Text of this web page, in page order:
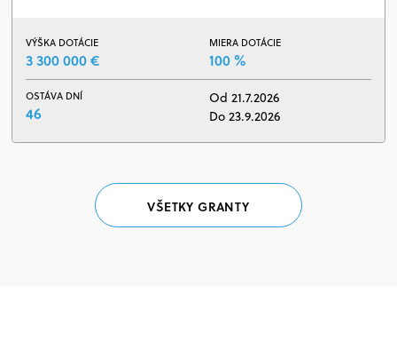
VÝŠKA DOTÁCIE
3 300 000 €
MIERA DOTÁCIE
100 %
OSTÁVA DNÍ
46
Od 21.7.2026
Do 23.9.2026
VŠETKY GRANTY